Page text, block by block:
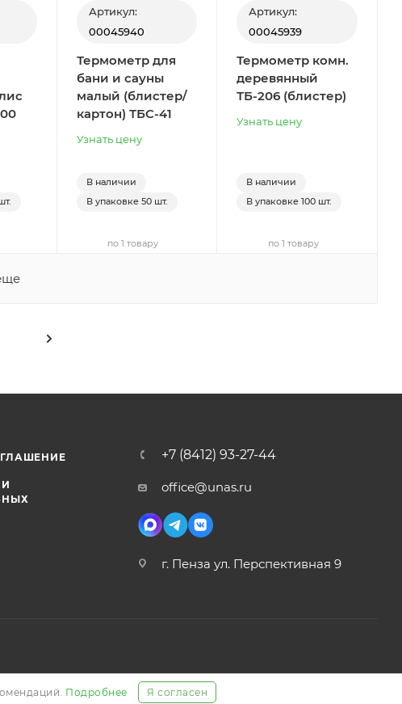
Артикул:
00045940
Термометр для
бани и сауны
малый (блистер/
картон) ТБС-41
Узнать цену
В наличии
В упаковке 50 шт.
по 1 товару
Артикул:
00045939
Термометр комн.
деревянный
ТБ-206 (блистер)
Узнать цену
В наличии
В упаковке100 шт.
по 1 товару
+7 (8412) 93-27-44
office@unas.ru
г. Пенза ул. Перспективная 9
Подробнее Я согласен